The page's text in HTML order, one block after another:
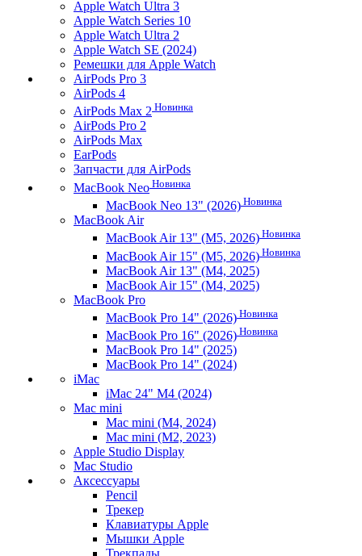
Apple Watch Ultra 3
Apple Watch Series 10
Apple Watch Ultra 2
Apple Watch SE (2024)
Ремешки для Apple Watch
AirPods Pro 3
AirPods 4
AirPods Max 2 Новинка
AirPods Pro 2
AirPods Max
EarPods
Запчасти для AirPods
MacBook Neo Новинка
MacBook Neo 13" (2026) Новинка
MacBook Air
MacBook Air 13" (M5, 2026) Новинка
MacBook Air 15" (M5, 2026) Новинка
MacBook Air 13" (M4, 2025)
MacBook Air 15" (M4, 2025)
MacBook Pro
MacBook Pro 14" (2026) Новинка
MacBook Pro 16" (2026) Новинка
MacBook Pro 14" (2025)
MacBook Pro 14" (2024)
iMac
iMac 24" M4 (2024)
Mac mini
Mac mini (M4, 2024)
Mac mini (M2, 2023)
Apple Studio Display
Mac Studio
Аксессуары
Pencil
Трекер
Клавиатуры Apple
Мышки Apple